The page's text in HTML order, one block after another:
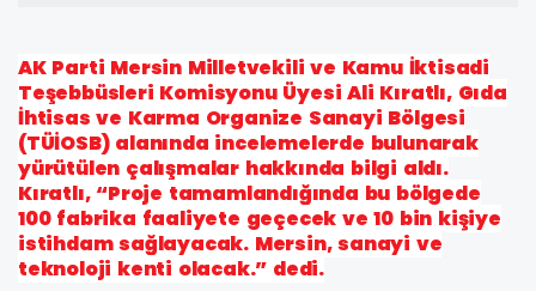
AK Parti Mersin Milletvekili ve Kamu İktisadi
Teşebbüsleri Komisyonu Üyesi Ali Kıratlı, Gıda
İhtisas ve Karma Organize Sanayi Bölgesi
(TÜİOSB) alanında incelemelerde bulunarak
yürütülen çalışmalar hakkında bilgi aldı.
Kıratlı, “Proje tamamlandığında bu bölgede
100 fabrika faaliyete geçecek ve 10 bin kişiye
istihdam sağlayacak. Mersin, sanayi ve
teknoloji kenti olacak.” dedi.